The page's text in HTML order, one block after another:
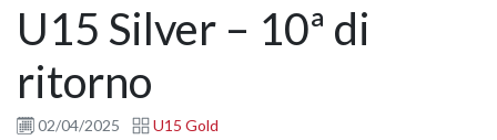
U15 Silver – 10ª di
ritorno
02/04/2025 U15 Gold